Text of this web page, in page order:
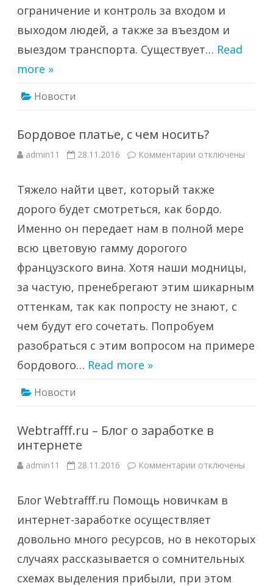
ограничение и контроль за входом и
выходом людей, а также за въездом и
выездом транспорта. Существует… Read
more »
Новости
Бордовое платье, с чем носить?
admin11 28.11.2016 Комментарии к
с
чем
носить?
отключены
Тяжело найти цвет, который также
дорого будет смотреться, как бордо.
Именно он передает нам в полной мере
всю цветовую гамму дорогого
французского вина. Хотя наши модницы,
за частую, пренебрегают этим шикарным
оттенкам, так как попросту не знают, с
чем будут его сочетать. Попробуем
разобраться с этим вопросом на примере
бордового… Read more »
Новости
Webtrafff.ru – Блог о заработке в
интернете
admin11 28.11.2016 Комментарии к
Блог
о
заработке
в
отключены
Блог Webtrafff.ru Помощь новичкам в
интернет-заработке осуществляет
довольно много ресурсов, но в некоторых
случаях рассказывается о сомнительных
схемах выделения прибыли, при этом